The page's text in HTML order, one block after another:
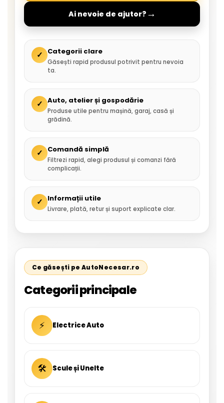
Ai nevoie de ajutor? →
✓ Categorii clare
Găsești rapid produsul potrivit pentru nevoia
ta.
✓ Auto, atelier și gospodărie
Produse utile pentru mașină, garaj, casă și
grădină.
✓ Comandă simplă
Filtrezi rapid, alegi produsul și comanzi fără
complicații.
✓ Informații utile
Livrare, plată, retur și suport explicate clar.
Ce găsești pe AutoNecesar.ro
Categorii principale
⚡ Electrice Auto
🛠 Scule și Unelte